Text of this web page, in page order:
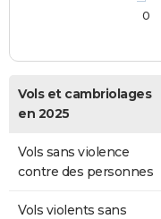
0
Vols et cambriolages
en 2025
Vols sans violence
contre des personnes
Vols violents sans